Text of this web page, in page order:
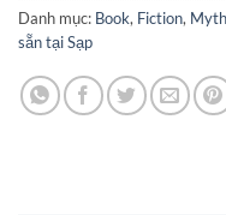
Danh mục: Book, Fiction,
sẵn tại Sạp